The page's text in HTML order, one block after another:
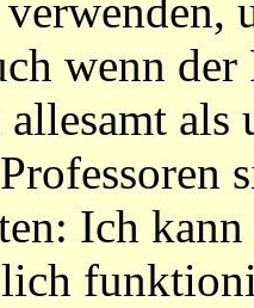
wenn
allesamt
Ich